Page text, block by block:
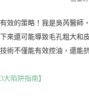
效的策略！我是吳芮醫師
來還可能導致毛孔粗大和
不僅能有效控油，還能
大陷阱指南】